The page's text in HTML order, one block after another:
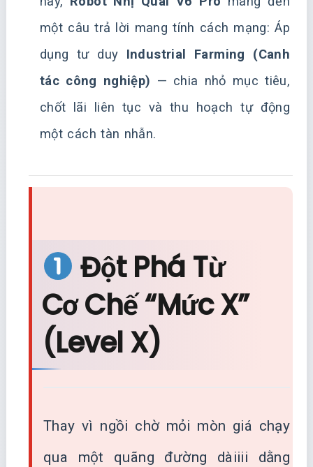
một câu trả lời mang tính cách mạng: Áp
dụng tư duy Industrial Farming (Canh
tác công nghiệp) — chia nhỏ mục tiêu,
chốt lãi liên tục và thu hoạch tự động
một cách tàn nhẫn.
Đột Phá Từ
Cơ Chế “Mức X”
(Level X)
Thay vì ngồi chờ mỏi mòn giá chạy
qua một quãng đường dàiiii dằng